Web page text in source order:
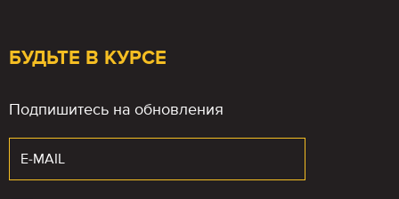
БУДЬТЕ В КУРСЕ
Подпишитесь на обновления